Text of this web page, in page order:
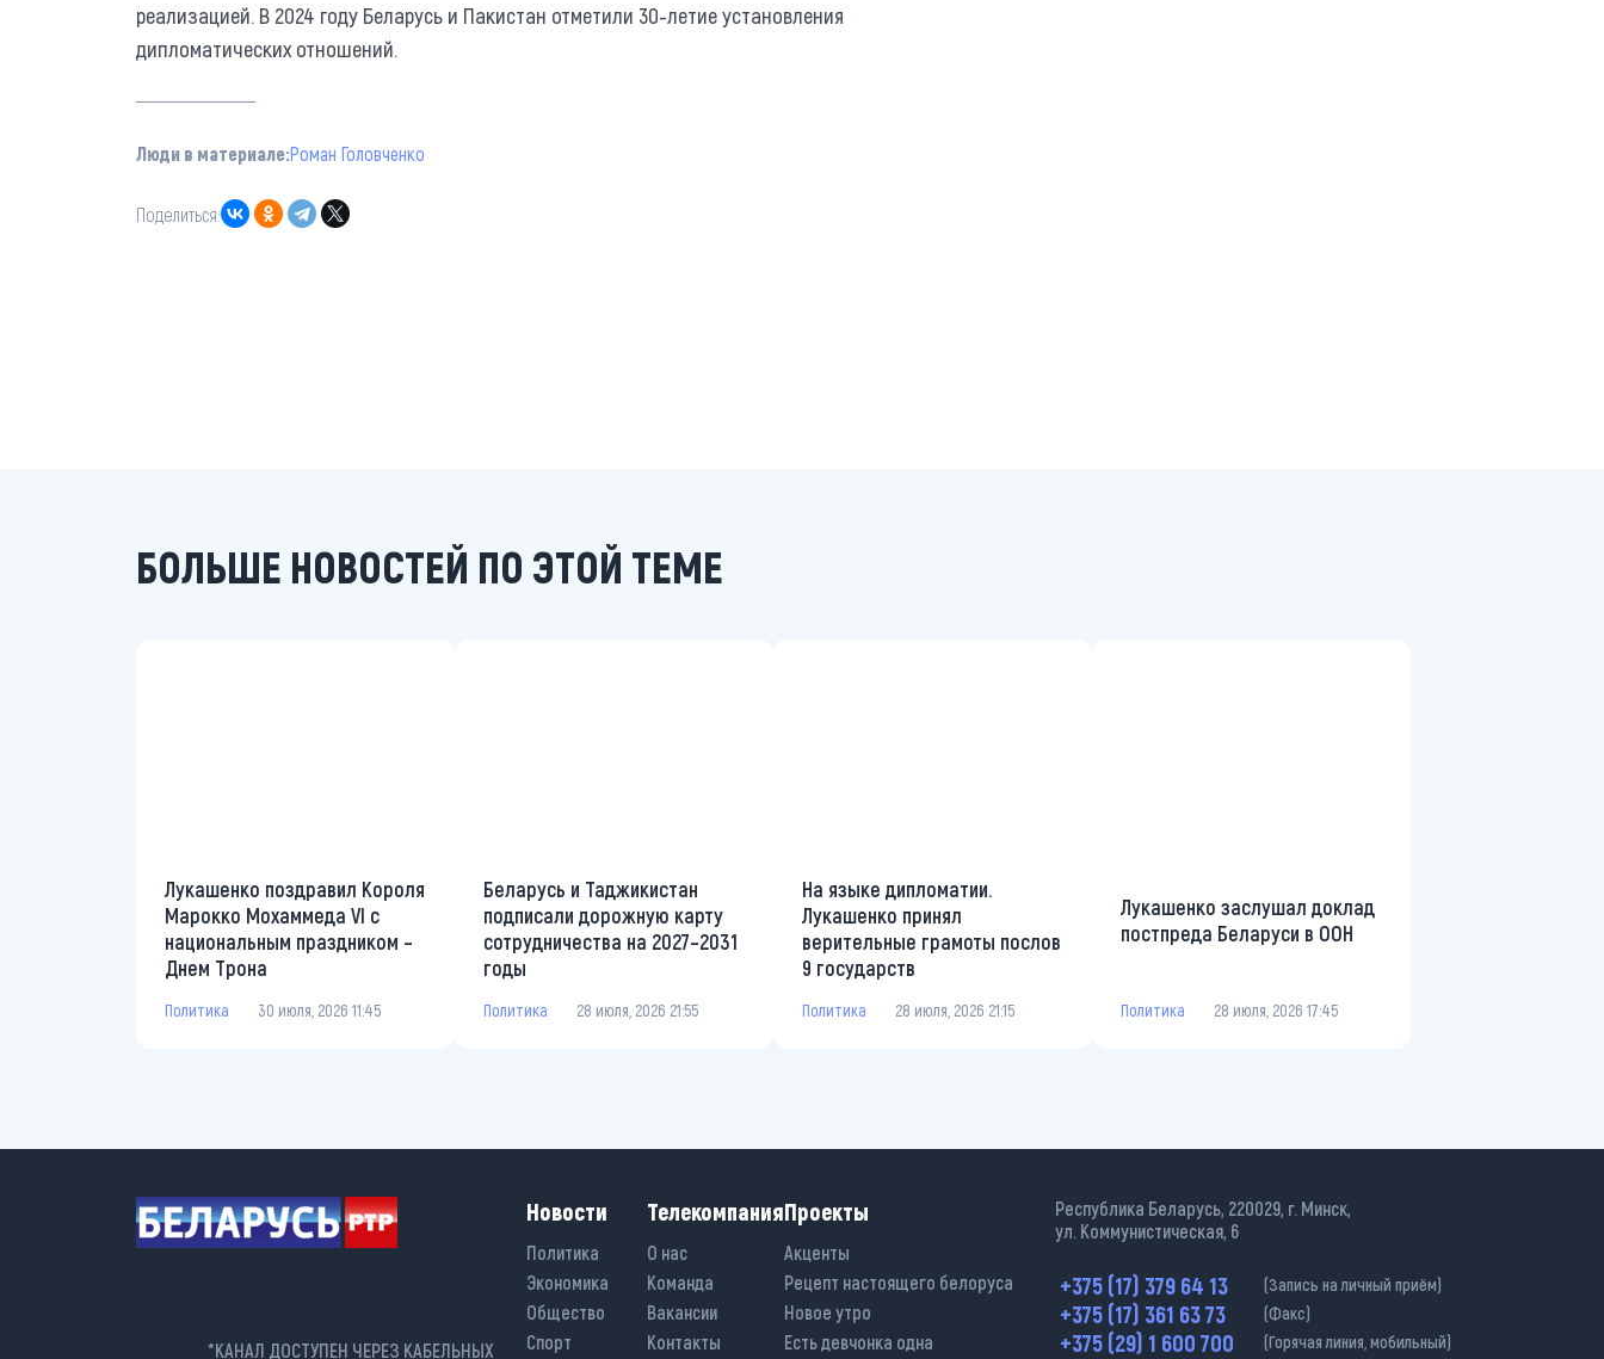
реализацией. В 2024 году Беларусь и Пакистан отметили 30-летие установления
дипломатических отношений.
Люди в материале:Роман Головченко
Поделиться:
БОЛЬШЕ НОВОСТЕЙ ПО ЭТОЙ ТЕМЕ
Лукашенко поздравил Короля
Марокко Мохаммеда VI с
национальным праздником –
Днем Трона
Политика 30 июля, 2026 11:45
Беларусь и Таджикистан
подписали дорожную карту
сотрудничества на 2027–2031
годы
Политика 28 июля, 2026 21:55
На языке дипломатии.
Лукашенко принял
верительные грамоты послов
9 государств
Политика 28 июля, 2026 21:15
Лукашенко заслушал доклад
постпреда Беларуси в ООН
Политика 28 июля, 2026 17:45
*КАНАЛ ДОСТУПЕН ЧЕРЕЗ КАБЕЛЬНЫХ
Новости
Политика
Экономика
Общество
Спорт
Телекомпания
О нас
Команда
Вакансии
Контакты
Проекты
Акценты
Рецепт настоящего белоруса
Новое утро
Есть девчонка одна
Республика Беларусь, 220029, г. Минск,
ул. Коммунистическая, 6
+375 (17) 379 64 13 (Запись на личный приём)
+375 (17) 361 63 73 (Факс)
+375 (29) 1 600 700 (Горячая линия, мобильный)